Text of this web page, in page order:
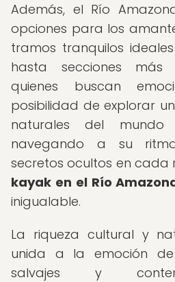
Además, el Río
opciones para los
tramos tranquilos
hasta secciones más
quienes buscan
posibilidad de explorar
naturales del
navegando a su
secretos ocultos en cada
kayak en el Río
inigualable.
La riqueza cultural y
unida a la emoción
salvajes y